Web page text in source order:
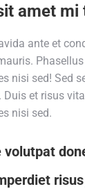
amet
ante et
nisi sed! Sed
Duis et risus
nisi sed.
volutpat